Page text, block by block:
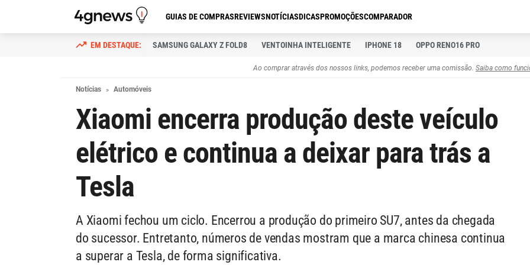
GUIAS DE COMPRASREVIEWSNOTÍCIASDICASPROMOÇÕESCOMPARADOR
SAMSUNG GALAXY Z FOLD8 VENTOINHA INTELIGENTE IPHONE 18 OPPO RENO16 PRO
Ao comprar através dos nossos links, podemos receber uma comissão. Saiba como
Notícias Automóveis
Xiaomi encerra produção deste veículo
elétrico e continua a deixar para trás a
Tesla
A Xiaomi fechou um ciclo. Encerrou a produção do primeiro SU7, antes da chegada
do sucessor. Entretanto, números de vendas mostram que a marca chinesa continua
a superar a Tesla, de forma significativa.